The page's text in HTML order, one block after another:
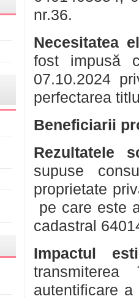
nr.36.
Necesitatea
fost impusă
07.10.2024
perfectarea
Beneficiarii
Rezultatele
supuse
proprietate
pe care este
cadastral
Impactul
autentificare